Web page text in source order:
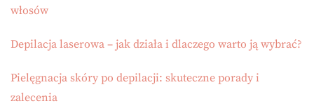
włosów
Depilacja laserowa – jak działa i dlaczego warto ją wybrać?
Pielęgnacja skóry po depilacji: skuteczne porady i
zalecenia